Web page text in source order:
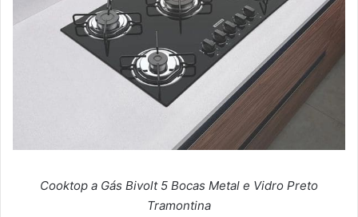
Cooktop a Gás Bivolt 5 Bocas Metal e Vidro Preto
Tramontina